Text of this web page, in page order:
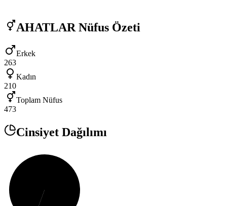
AHATLAR Nüfus Özeti
Erkek
263
Kadın
210
Toplam Nüfus
473
Cinsiyet Dağılımı